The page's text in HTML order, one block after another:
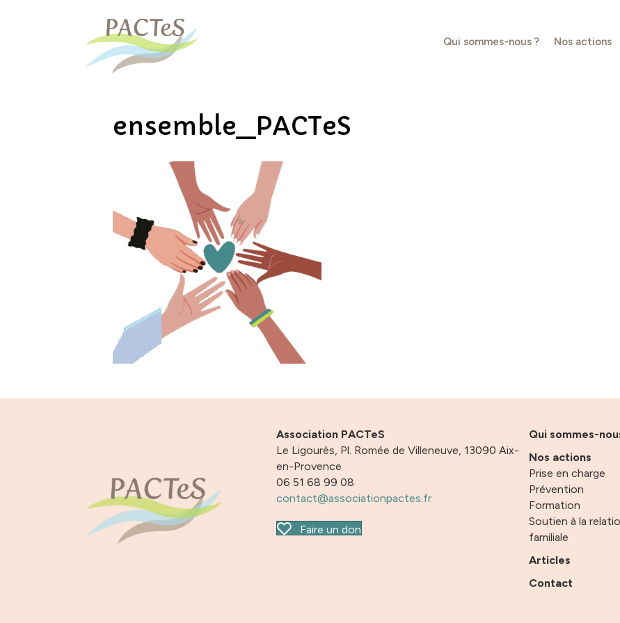
Qui sommes-nous ? Nos actions
ensemble_PACTeS
Association PACTeS
Le Ligourès, Pl. Romée de Villeneuve, 13090 Aix-
en-Provence
06 51 68 99 08
contact@associationpactes.fr
Faire un don
Qui sommes-
Nos actions
Prise en charge
Prévention
Formation
Soutien à la
familiale
Articles
Contact